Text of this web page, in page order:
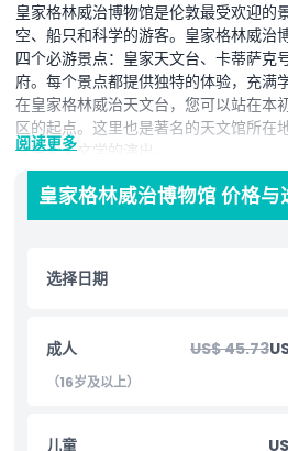
皇家格林威治博物馆是伦敦最受欢迎的
空、船只和科学的游客。皇家格林威治
四个必游景点：皇家天文台、卡蒂萨克
府。每个景点都提供独特的体验，充满
在皇家格林威治天文台，您可以站在本
区的起点。这里也是著名的天文馆所在
太空和天文学的演出。
格林威治卡蒂萨克号是一艘世界闻名
船体下方行走，同时了解它的环球航行
令人兴奋且富有教育意义的活动之一。
了海军历史、探险家和海战的精彩故事
型、古代地图和互动展览。
建筑风格和著名的艺术作品，包括都铎
参观伦敦皇家格林威治博物馆，为各年
索之地。现在就规划您的行程，享受伦
阅读更多
皇家格林威治博物馆 价格与
选择日期
成人 US$ 45.73
（16岁及以上）
儿童